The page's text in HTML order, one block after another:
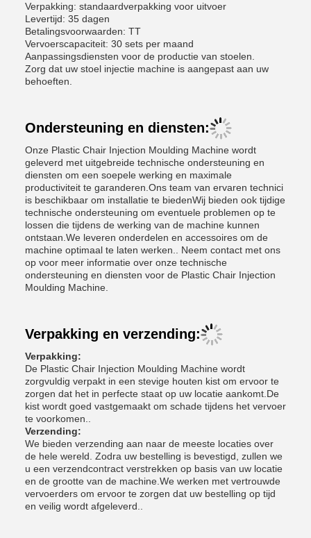
Verpakking: standaardverpakking voor uitvoer
Levertijd: 35 dagen
Betalingsvoorwaarden: TT
Vervoerscapaciteit: 30 sets per maand
Aanpassingsdiensten voor de productie van stoelen.
Zorg dat uw stoel injectie machine is aangepast aan uw
behoeften.
Ondersteuning en diensten:
Onze Plastic Chair Injection Moulding Machine wordt
geleverd met uitgebreide technische ondersteuning en
diensten om een soepele werking en maximale
productiviteit te garanderen.Ons team van ervaren technici
is beschikbaar om installatie te biedenWij bieden ook tijdige
technische ondersteuning om eventuele problemen op te
lossen die tijdens de werking van de machine kunnen
ontstaan.We leveren onderdelen en accessoires om de
machine optimaal te laten werken.. Neem contact met ons
op voor meer informatie over onze technische
ondersteuning en diensten voor de Plastic Chair Injection
Moulding Machine.
Verpakking en verzending:
Verpakking:
De Plastic Chair Injection Moulding Machine wordt
zorgvuldig verpakt in een stevige houten kist om ervoor te
zorgen dat het in perfecte staat op uw locatie aankomt.De
kist wordt goed vastgemaakt om schade tijdens het vervoer
te voorkomen..
Verzending:
We bieden verzending aan naar de meeste locaties over
de hele wereld. Zodra uw bestelling is bevestigd, zullen we
u een verzendcontract verstrekken op basis van uw locatie
en de grootte van de machine.We werken met vertrouwde
vervoerders om ervoor te zorgen dat uw bestelling op tijd
en veilig wordt afgeleverd..